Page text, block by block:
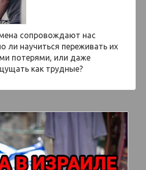
сопровождают нас
ли научиться переживать их
потерями, или даже
как трудные?